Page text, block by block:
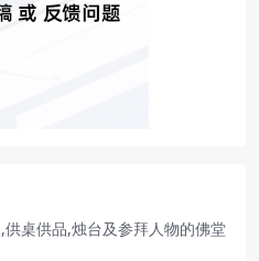
供桌供品,烛台及参拜人物的佛堂